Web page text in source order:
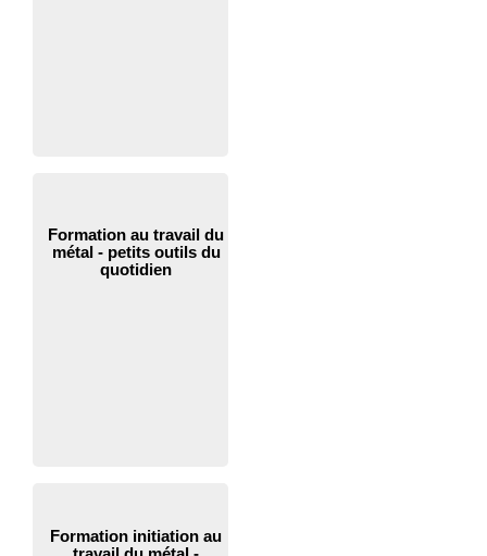
Formation au travail du
métal - petits outils du
quotidien
Formation initiation au